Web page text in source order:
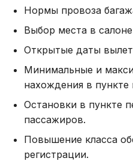
Нормы провоза
Выбор места в
Открытые даты
Минимальные и
нахождения в пункте
Остановки в пункте
пассажиров.
Повышение класса
регистрации.